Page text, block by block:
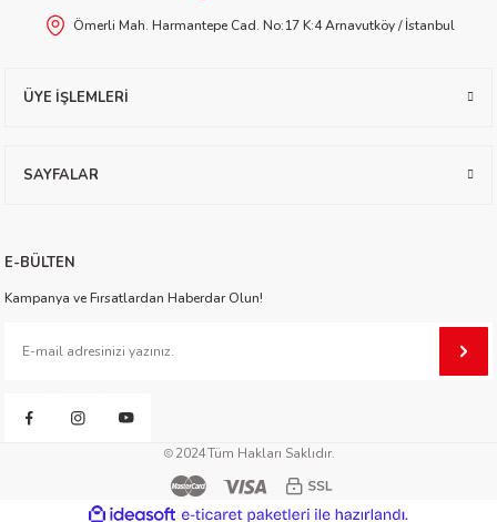
Arlı
Ömerli Mah. Harmantepe Cad. No:17 K:4 Arnavutköy / İstanbul
ÜYE İŞLEMLERİ
SAYFALAR
E-BÜLTEN
Kampanya ve Fırsatlardan Haberdar Olun!
2024Tüm Hakları Saklıdır.
ideasoft e-